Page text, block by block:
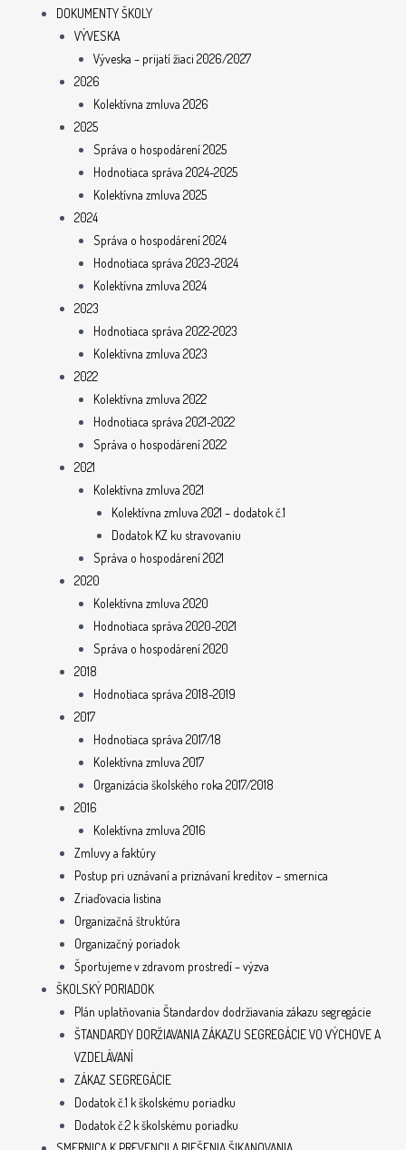
DOKUMENTY ŠKOLY
VÝVESKA
Výveska – prijatí žiaci 2026/2027
2026
Kolektívna zmluva 2026
2025
Správa o hospodárení 2025
Hodnotiaca správa 2024-2025
Kolektívna zmluva 2025
2024
Správa o hospodárení 2024
Hodnotiaca správa 2023-2024
Kolektívna zmluva 2024
2023
Hodnotiaca správa 2022-2023
Kolektívna zmluva 2023
2022
Kolektívna zmluva 2022
Hodnotiaca správa 2021-2022
Správa o hospodárení 2022
2021
Kolektívna zmluva 2021
Kolektívna zmluva 2021 – dodatok č.1
Dodatok KZ ku stravovaniu
Správa o hospodárení 2021
2020
Kolektívna zmluva 2020
Hodnotiaca správa 2020-2021
Správa o hospodárení 2020
2018
Hodnotiaca správa 2018-2019
2017
Hodnotiaca správa 2017/18
Kolektívna zmluva 2017
Organizácia školského roka 2017/2018
2016
Kolektívna zmluva 2016
Zmluvy a faktúry
Postup pri uznávaní a priznávaní kreditov – smernica
Zriaďovacia listina
Organizačná štruktúra
Organizačný poriadok
Športujeme v zdravom prostredí – výzva
ŠKOLSKÝ PORIADOK
Plán uplatňovania Štandardov dodržiavania zákazu segregácie
ŠTANDARDY DORŽIAVANIA ZÁKAZU SEGREGÁCIE VO VÝCHOVE A
VZDELÁVANÍ
ZÁKAZ SEGREGÁCIE
Dodatok č.1 k školskému poriadku
Dodatok č.2 k školskému poriadku